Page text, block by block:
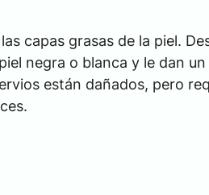
capas grasas de la piel.
negra o blanca y le dan
están dañados, pero